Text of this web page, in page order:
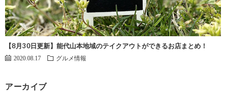
【8月30日更新】能代山本地域のテイクアウトができるお店まとめ！
2020.08.17 グルメ情報
アーカイブ